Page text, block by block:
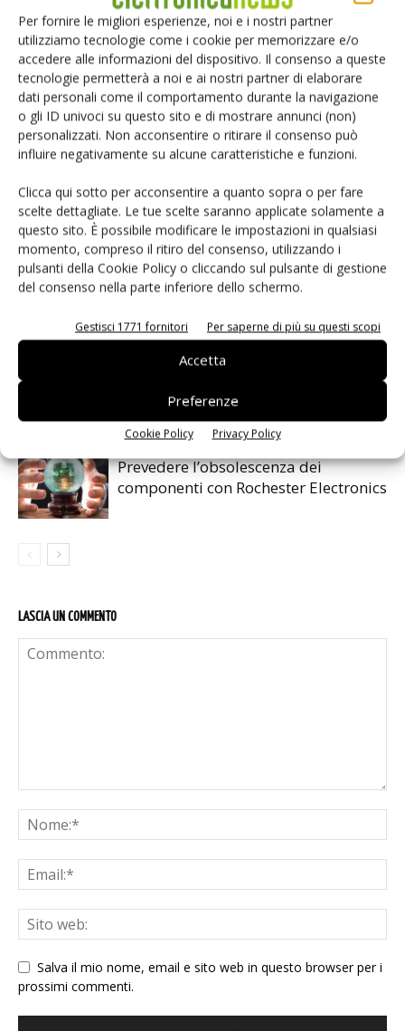
Per fornire le migliori esperienze, noi e i nostri partner
utilizziamo tecnologie come i cookie per memorizzare e/o
accedere alle informazioni del dispositivo. Il consenso a queste
tecnologie permetterà a noi e ai nostri partner di elaborare
dati personali come il comportamento durante la navigazione
o gli ID univoci su questo sito e di mostrare annunci (non)
personalizzati. Non acconsentire o ritirare il consenso può
influire negativamente su alcune caratteristiche e funzioni.
Clicca qui sotto per acconsentire a quanto sopra o per fare
scelte dettagliate. Le tue scelte saranno applicate solamente a
questo sito. È possibile modificare le impostazioni in qualsiasi
momento, compreso il ritiro del consenso, utilizzando i
pulsanti della Cookie Policy o cliccando sul pulsante di gestione
del consenso nella parte inferiore dello schermo.
Gestisci 1771 fornitori Per saperne di più su questi scopi
Accetta
Preferenze
Cookie Policy Privacy Policy
TAG Nordson EFD PICO® XP
Facebook Twitter
ARTICOLI CORRELATI ALTRO DALL'AUTORE
Elettronica marina: l’assemblaggio
tecnologia SMD
dell’efficienza
Prevedere l’obsolescenza dei
componenti con Rochester Electronics
LASCIA UN COMMENTO
Salva il mio nome, email e sito web in questo browser per i
prossimi commenti.